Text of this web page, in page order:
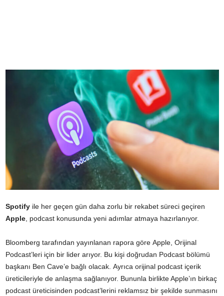
Spotify ile her geçen gün daha zorlu bir rekabet süreci geçiren
Apple , podcast konusunda yeni adımlar atmaya hazırlanıyor.
Bloomberg tarafından yayınlanan rapora göre Apple, Orijinal
Podcast’leri için bir lider arıyor. Bu kişi doğrudan Podcast bölümü
başkanı Ben Cave’e bağlı olacak. Ayrıca orijinal podcast içerik
üreticileriyle de anlaşma sağlanıyor. Bununla birlikte Apple’ın birkaç
podcast üreticisinden podcast’lerini reklamsız bir şekilde sunmasını